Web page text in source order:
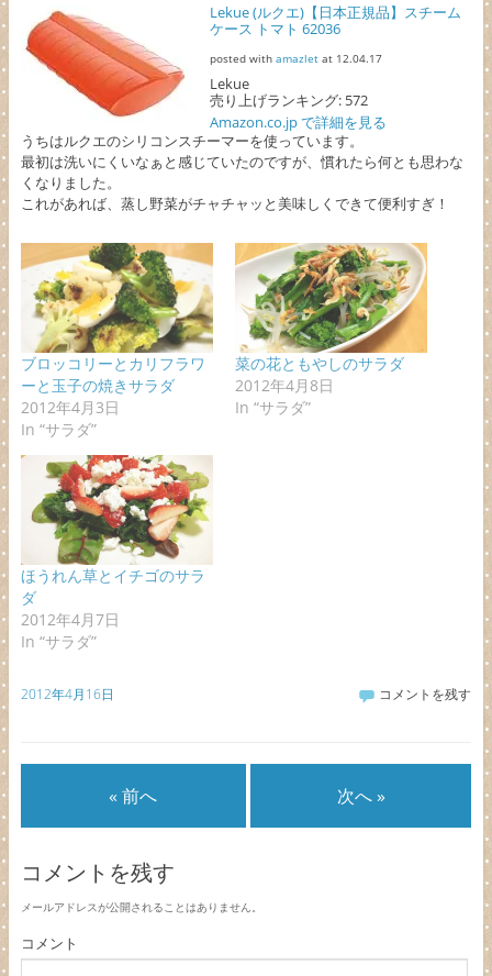
Lekue (ルクエ)【日本正規品】スチーム
ケース トマト 62036
posted with amazletat 12.04.17
Lekue
売り上げランキング: 572
Amazon.co.jp で詳細を見る
うちはルクエのシリコンスチーマーを使っています。
最初は洗いにくいなぁと感じていたのですが、慣れたら何とも思わな
くなりました。
これがあれば、蒸し野菜がチャチャッと美味しくできて便利すぎ！
ブロッコリーとカリフラワ
ーと玉子の焼きサラダ
2012年4月3日
In “サラダ”
菜の花ともやしのサラダ
2012年4月8日
In “サラダ”
ほうれん草とイチゴのサラ
ダ
2012年4月7日
In “サラダ”
2012年4月16日 コメントを残す
« 前へ 次へ »
コメントを残す
メールアドレスが公開されることはありません。
コメント